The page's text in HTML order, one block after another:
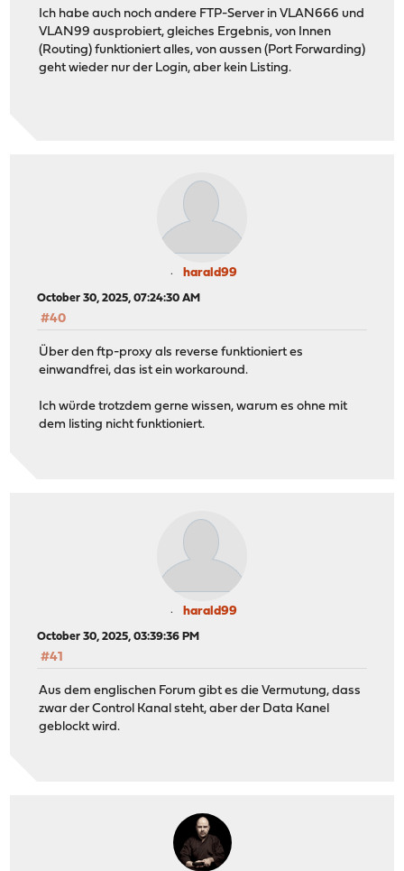
Ich habe auch noch andere FTP-Server in VLAN666 und
VLAN99 ausprobiert, gleiches Ergebnis, von Innen
(Routing) funktioniert alles, von aussen (Port Forwarding)
geht wieder nur der Login, aber kein Listing.
harald99
October 30, 2025, 07:24:30 AM
#40
Über den ftp-proxy als reverse funktioniert es
einwandfrei, das ist ein workaround.
Ich würde trotzdem gerne wissen, warum es ohne mit
dem listing nicht funktioniert.
harald99
October 30, 2025, 03:39:36 PM
#41
Aus dem englischen Forum gibt es die Vermutung, dass
zwar der Control Kanal steht, aber der Data Kanel
geblockt wird.